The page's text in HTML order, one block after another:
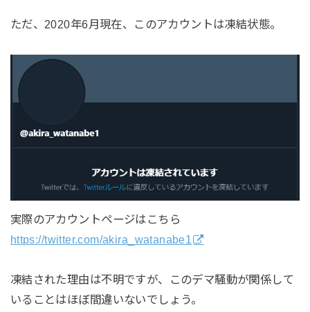
ただ、2020年6月現在、このアカウントは凍結状態。
実際のアカウントページはこちら
https://twitter.com/akira_watanabe1
凍結された理由は不明ですが、このデマ騒動が関係して
いることはほぼ間違いないでしょう。